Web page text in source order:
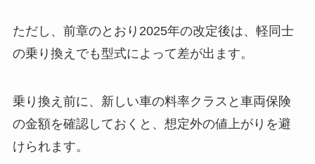
ただし、前章のとおり2025年の改定後は、軽同士
の乗り換えでも型式によって差が出ます。
乗り換え前に、新しい車の料率クラスと車両保険
の金額を確認しておくと、想定外の値上がりを避
けられます。